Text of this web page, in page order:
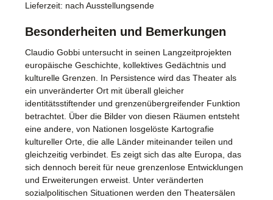
Lieferzeit: nach Ausstellungsende
Besonderheiten und Bemerkungen
Claudio Gobbi untersucht in seinen Langzeitprojekten
europäische Geschichte, kollektives Gedächtnis und
kulturelle Grenzen. In Persistence wird das Theater als
ein unveränderter Ort mit überall gleicher
identitätsstiftender und grenzenübergreifender Funktion
betrachtet. Über die Bilder von diesen Räumen entsteht
eine andere, von Nationen losgelöste Kartografie
kultureller Orte, die alle Länder miteinander teilen und
gleichzeitig verbindet. Es zeigt sich das alte Europa, das
sich dennoch bereit für neue grenzenlose Entwicklungen
und Erweiterungen erweist. Unter veränderten
sozialpolitischen Situationen werden den Theatersälen